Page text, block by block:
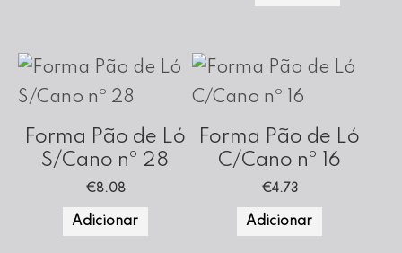
Forma Pão de Ló
S/Cano nº 28
€8.08
Adicionar
Forma Pão de Ló
C/Cano nº 16
€4.73
Adicionar